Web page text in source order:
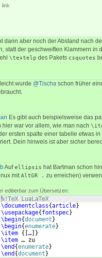
link
dann aber noch der Abstand nach
statt der geschweiften Klammern in
\textelp des Pakets csquotes
wurde @Tischa schon früher
Es gibt auch beispielsweise das
hier war vor allem, wie man nach
ersten spalte einer tabelle etwas
Dein hinweis ist aber sicher
Aufellipsis hat Bartman schon
mitAltGR . zu erreichen)
editierbar zum Übersetzen:
%!TeX LuaLaTeX
\documentclass{article}
\usepackage{ fontspec}
\begin{document }
\begin{enumerate}
\item {[ … ]}
\item … zu
\end {enumerate}
\end {document }